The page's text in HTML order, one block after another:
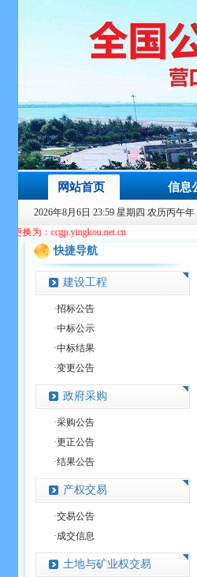
网站首页 信息
2026年8月6日 23:59 星期四 农历丙午年
快捷导航
建设工程
·招标公告
·中标公示
·中标结果
·变更公告
政府采购
·采购公告
·更正公告
·结果公告
产权交易
·交易公告
·成交信息
土地与矿业权交易